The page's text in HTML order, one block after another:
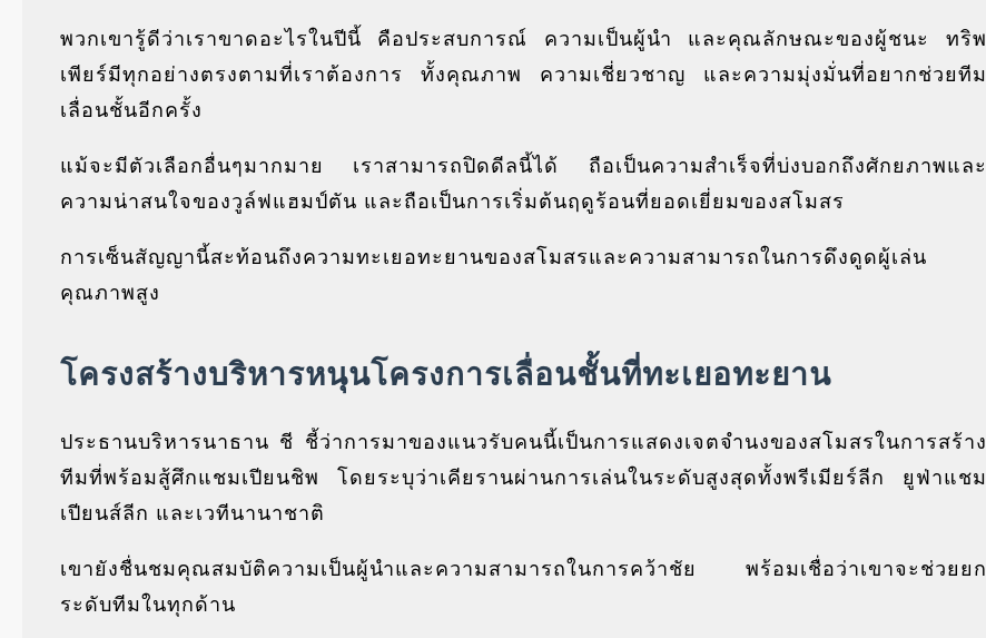
พวกเขารู้ดีว่าเราขาดอะไรในปีนี้ คือประสบการณ์ ความเป็นผู้นำ และคุณลักษณะของผู้ชนะ ทริพ
เพียร์มีทุกอย่างตรงตามที่เราต้องการ ทั้งคุณภาพ ความเชี่ยวชาญ และความมุ่งมั่นที่อยากช่วยทีม
เลื่อนชั้นอีกครั้ง
แม้จะมีตัวเลือกอื่นๆมากมาย เราสามารถปิดดีลนี้ได้ ถือเป็นความสำเร็จที่บ่งบอกถึงศักยภาพและ
ความน่าสนใจของวูล์ฟแฮมป์ตัน และถือเป็นการเริ่มต้นฤดูร้อนที่ยอดเยี่ยมของสโมสร
การเซ็นสัญญานี้สะท้อนถึงความทะเยอทะยานของสโมสรและความสามารถในการดึงดูดผู้เล่น
คุณภาพสูง
โครงสร้างบริหารหนุนโครงการเลื่อนชั้นที่ทะเยอทะยาน
ประธานบริหารนาธาน ชี ชี้ว่าการมาของแนวรับคนนี้เป็นการแสดงเจตจำนงของสโมสรในการสร้าง
ทีมที่พร้อมสู้ศึกแชมเปียนชิพ โดยระบุว่าเคียรานผ่านการเล่นในระดับสูงสุดทั้งพรีเมียร์ลีก ยูฟ่าแชม
เปียนส์ลีก และเวทีนานาชาติ
เขายังชื่นชมคุณสมบัติความเป็นผู้นำและความสามารถในการคว้าชัย พร้อมเชื่อว่าเขาจะช่วยยก
ระดับทีมในทุกด้าน